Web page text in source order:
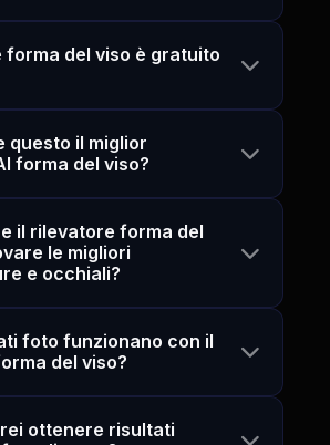
forma del viso è gratuito
questo il miglior
forma del viso?
il rilevatore forma del
le migliori
e occhiali?
foto funzionano con il
del viso?
ottenere risultati